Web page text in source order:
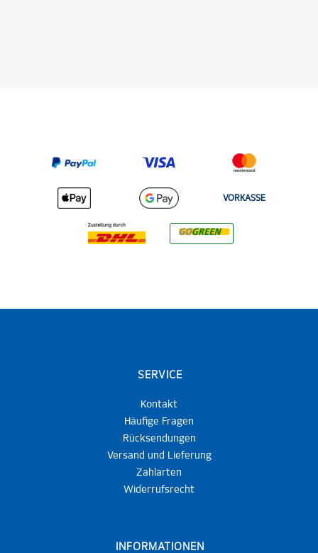
VORKASSE
SERVICE
Kontakt
Häufige Fragen
Rücksendungen
Versand und Lieferung
Zahlarten
Widerrufsrecht
INFORMATIONEN